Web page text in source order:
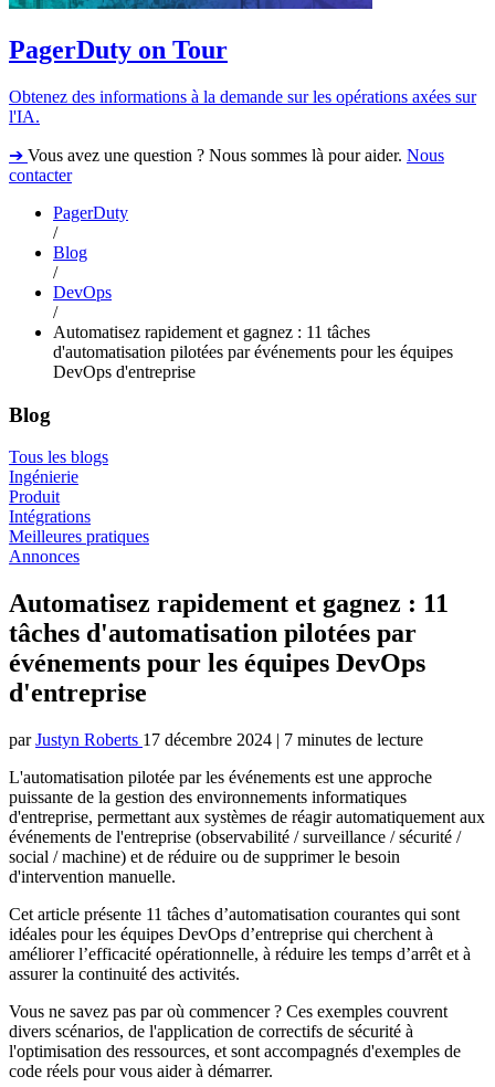
PagerDuty on Tour
Obtenez des informations à la demande sur les opérations axées sur
l'IA.
➔ Vous avez une question ? Nous sommes là pour aider. Nous
contacter
PagerDuty
/
Blog
/
DevOps
/
Automatisez rapidement et gagnez : 11 tâches
d'automatisation pilotées par événements pour les équipes
DevOps d'entreprise
Blog
Tous les blogs
Ingénierie
Produit
Intégrations
Meilleures pratiques
Annonces
Automatisez rapidement et gagnez : 11
tâches d'automatisation pilotées par
événements pour les équipes DevOps
d'entreprise
parJustyn Roberts 17 décembre 2024 | 7 minutes de lecture
L'automatisation pilotée par les événements est une approche
puissante de la gestion des environnements informatiques
d'entreprise, permettant aux systèmes de réagir automatiquement aux
événements de l'entreprise (observabilité / surveillance / sécurité /
social / machine) et de réduire ou de supprimer le besoin
d'intervention manuelle.
Cet article présente 11 tâches d’automatisation courantes qui sont
idéales pour les équipes DevOps d’entreprise qui cherchent à
améliorer l’efficacité opérationnelle, à réduire les temps d’arrêt et à
assurer la continuité des activités.
Vous ne savez pas par où commencer ? Ces exemples couvrent
divers scénarios, de l'application de correctifs de sécurité à
l'optimisation des ressources, et sont accompagnés d'exemples de
code réels pour vous aider à démarrer.